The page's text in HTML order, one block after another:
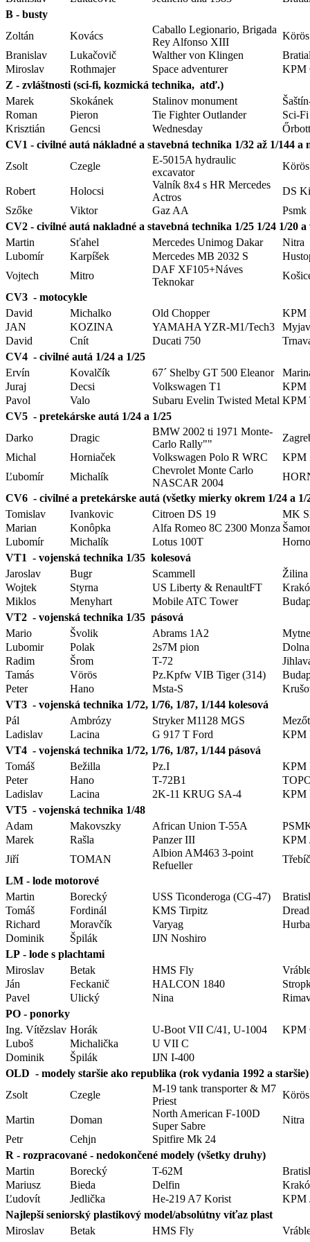
B - busty
Zoltán
Kovács
Caballo Legionario, Brigada
Rey Alfonso XIII
Branislav
Lukačovič Walther von Klingen
Miroslav
Rothmajer Space adventurer
KPM
Z - zvláštnosti (sci-fi, kozmická technika, atď.)
Marek
Skokánek Stalinov monument
Roman
Pieron Tie Fighter Outlander
Sci-
Krisztián
Gencsi Wednesday
CV1 - civilné autá nákladné a stavebná technika 1/32 až 1/144 a
Zsolt
Czegle
E-5015A hydraulic
excavator
Robert Holocsi
Valník 8x4 s HR Mercedes
Actros
DS
Szőke
Viktor Gaz AA
Psmk
CV2 - civilné autá nakladné a stavebná technika 1/25 1/24 1/20 a
Martin
Sťahel Mercedes Unimog Dakar
Nitra
Lubomír
Karpíšek Mercedes MB 2032 S
Vojtech
Mitro
DAF XF105+Náves
Teknokar
CV3 - motocykle
David
Michalko Old Chopper
KPM
JAN
KOZINA YAMAHA YZR-M1/Tech3
David
Cnít Ducati 750
CV4 - civilné autá 1/24 a 1/25
Ervín
Kovalčík 67´ Shelby GT 500 Eleanor
Juraj
Decsi Volkswagen T1
KPM
Pavol
Valo Subaru Evelin Twisted Metal KPM
CV5 - pretekárske autá 1/24 a 1/25
Darko
Dragic
BMW 2002 ti 1971 Monte-
Carlo Rally""
Michal
Horniaček Volkswagen Polo R WRC
KPM
Ľubomír
Michalík
Chevrolet Monte Carlo
NASCAR 2004
CV6 - civilné a pretekárske autá (všetky mierky okrem 1/24 a 1/
Tomislav
Ivankovic Citroen DS 19
MK
Marian
Konôpka Alfa Romeo 8C 2300 Monza
Lubomír
Michalík Lotus 100T
VT1 - vojenská technika 1/35 kolesová
Jaroslav
Bugr Scammell
Žilina
Wojtek
Styrna US Liberty & RenaultFT
Miklos
Menyhart Mobile ATC Tower
VT2 - vojenská technika 1/35 pásová
Mario
Švolik Abrams 1A2
Lubomir
Polak 2s7M pion
Radim
Šrom T-72
Tamás
Vörös Pz.Kpfw VIB Tiger (314)
Peter
Hano Msta-S
VT3 - vojenská technika 1/72, 1/76, 1/87, 1/144 kolesová
Pál
Ambrózy Stryker M1128 MGS
Ladislav
Lacina G 917 T Ford
KPM
VT4 - vojenská technika 1/72, 1/76, 1/87, 1/144 pásová
Tomáš
Bežilla Pz.I
KPM
Peter
Hano T-72B1
Ladislav
Lacina 2K-11 KRUG SA-4
KPM
VT5 - vojenská technika 1/48
Adam
Makovszky African Union T-55A
Marek
Rašla Panzer III
KPM
Jiří
TOMAN
Albion AM463 3-point
Refueller
LM - lode motorové
Martin
Borecký USS Ticonderoga (CG-47)
Tomáš
Fordinál KMS Tirpitz
Richard
Moravčík Varyag
Dominik
Špilák
IJN Noshiro
LP - lode s plachtami
Miroslav
Betak HMS Fly
Ján
Feckanič HALCON 1840
Pavel
Ulický Nina
PO - ponorky
Ing. Vítězslav Horák U-Boot VII C/41, U-1004
KPM
Luboš
Michalička
U VII C
Dominik
Špilák
IJN I-400
OLD - modely staršie ako republika (rok vydania 1992 a staršie)
Zsolt
Czegle
M-19 tank transporter & M7
Priest
Martin Doman
North American F-100D
Super Sabre
Nitra
Petr
Cehjn
Spitfire Mk 24
R - rozpracované - nedokončené modely (všetky druhy)
Martin
Borecký T-62M
Mariusz
Bieda Delfin
Ľudovít
Jedlička He-219 A7 Korist
KPM
Najlepší seniorský plastikový model/absolútny víťaz plast
Miroslav
Betak HMS Fly